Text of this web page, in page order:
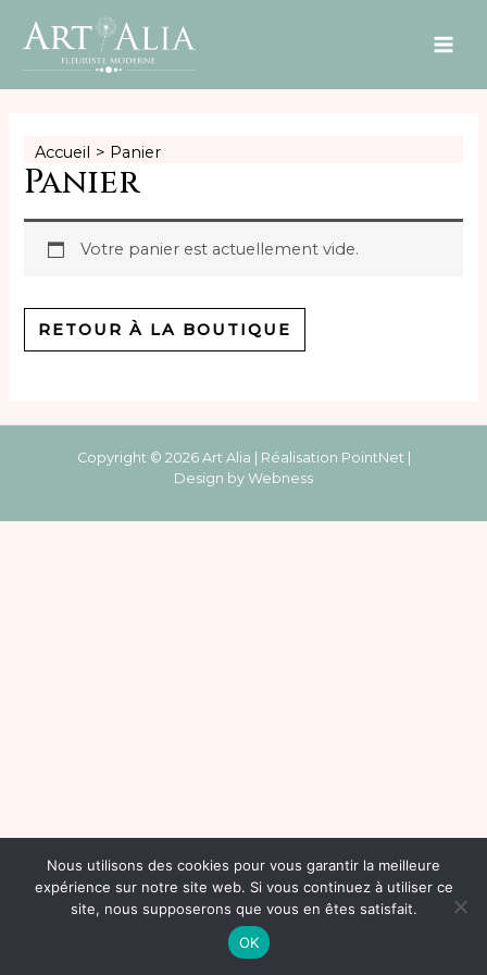
Accueil Panier
Panier
Votre panier est actuellement vide.
RETOUR À LA BOUTIQUE
Copyright © 2026 Art Alia | Réalisation PointNet
Design by Webness
Nous utilisons des cookies pour vous garantir la meilleure
expérience sur notre site web. Si vous continuez à utiliser ce
site, nous supposerons que vous en êtes satisfait.
OK